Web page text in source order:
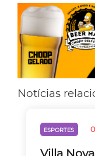
Notícias
ESPORTES
Villa